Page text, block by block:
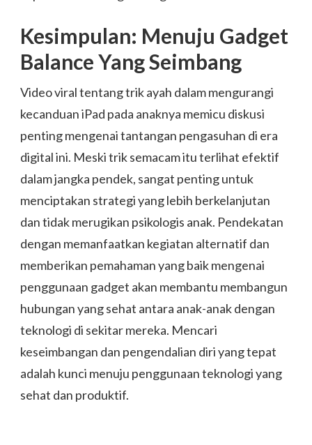
Kesimpulan: Menuju Gadget
Balance Yang Seimbang
Video viral tentang trik ayah dalam mengurangi
kecanduan iPad pada anaknya memicu diskusi
penting mengenai tantangan pengasuhan di era
digital ini. Meski trik semacam itu terlihat efektif
dalam jangka pendek, sangat penting untuk
menciptakan strategi yang lebih berkelanjutan
dan tidak merugikan psikologis anak. Pendekatan
dengan memanfaatkan kegiatan alternatif dan
memberikan pemahaman yang baik mengenai
penggunaan gadget akan membantu membangun
hubungan yang sehat antara anak-anak dengan
teknologi di sekitar mereka. Mencari
keseimbangan dan pengendalian diri yang tepat
adalah kunci menuju penggunaan teknologi yang
sehat dan produktif.